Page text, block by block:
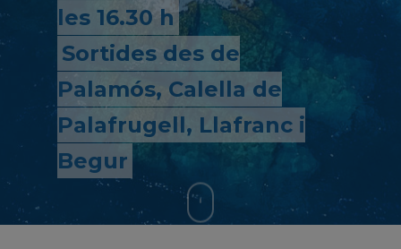
les 16.30 h
Sortides des de
Palamós, Calella de
Palafrugell, Llafranc i
Begur